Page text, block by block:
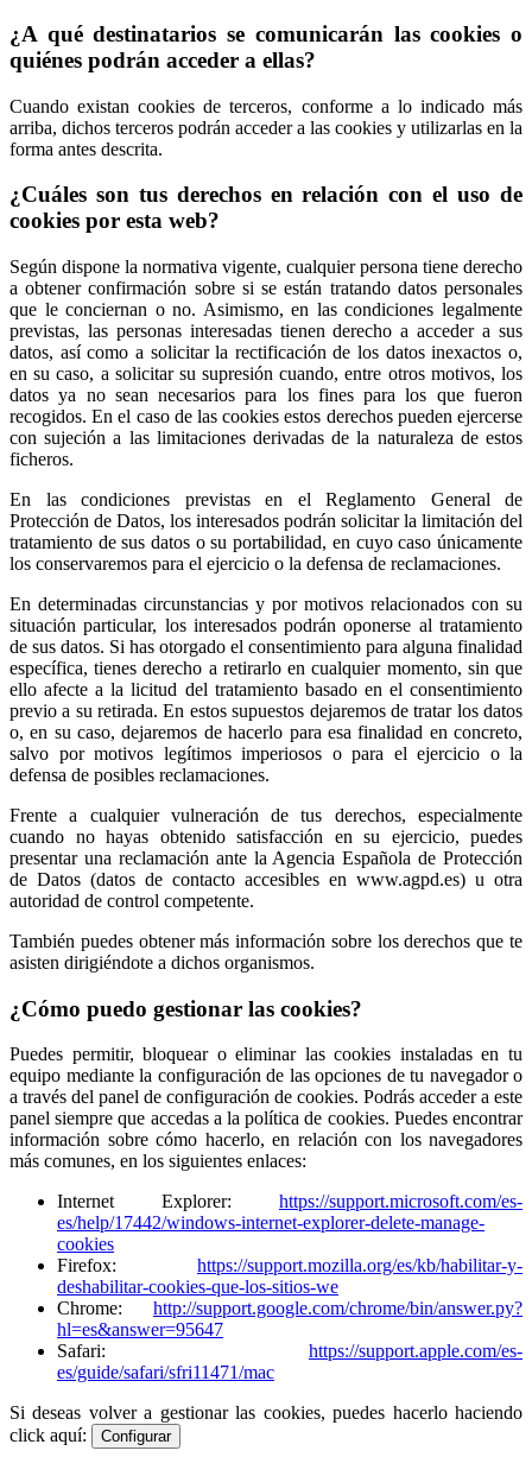
¿A qué destinatarios se comunicarán las cookies o
quiénes podrán acceder a ellas?
Cuando existan cookies de terceros, conforme a lo indicado más
arriba, dichos terceros podrán acceder a las cookies y utilizarlas en la
forma antes descrita.
¿Cuáles son tus derechos en relación con el uso de
cookies por esta web?
Según dispone la normativa vigente, cualquier persona tiene derecho
a obtener confirmación sobre si se están tratando datos personales
que le conciernan o no. Asimismo, en las condiciones legalmente
previstas, las personas interesadas tienen derecho a acceder a sus
datos, así como a solicitar la rectificación de los datos inexactos o,
en su caso, a solicitar su supresión cuando, entre otros motivos, los
datos ya no sean necesarios para los fines para los que fueron
recogidos. En el caso de las cookies estos derechos pueden ejercerse
con sujeción a las limitaciones derivadas de la naturaleza de estos
ficheros.
En las condiciones previstas en el Reglamento General de
Protección de Datos, los interesados podrán solicitar la limitación del
tratamiento de sus datos o su portabilidad, en cuyo caso únicamente
los conservaremos para el ejercicio o la defensa de reclamaciones.
En determinadas circunstancias y por motivos relacionados con su
situación particular, los interesados podrán oponerse al tratamiento
de sus datos. Si has otorgado el consentimiento para alguna finalidad
específica, tienes derecho a retirarlo en cualquier momento, sin que
ello afecte a la licitud del tratamiento basado en el consentimiento
previo a su retirada. En estos supuestos dejaremos de tratar los datos
o, en su caso, dejaremos de hacerlo para esa finalidad en concreto,
salvo por motivos legítimos imperiosos o para el ejercicio o la
defensa de posibles reclamaciones.
Frente a cualquier vulneración de tus derechos, especialmente
cuando no hayas obtenido satisfacción en su ejercicio, puedes
presentar una reclamación ante la Agencia Española de Protección
de Datos (datos de contacto accesibles en www.agpd.es) u otra
autoridad de control competente.
También puedes obtener más información sobre los derechos que te
asisten dirigiéndote a dichos organismos.
¿Cómo puedo gestionar las cookies?
Puedes permitir, bloquear o eliminar las cookies instaladas en tu
equipo mediante la configuración de las opciones de tu navegador o
a través del panel de configuración de cookies. Podrás acceder a este
panel siempre que accedas a la política de cookies. Puedes encontrar
información sobre cómo hacerlo, en relación con los navegadores
más comunes, en los siguientes enlaces:
Internet Explorer: https://support.microsoft.com/es-
es/help/17442/windows-internet-explorer-delete-manage-
cookies
Firefox: https://support.mozilla.org/es/kb/habilitar-y-
deshabilitar-cookies-que-los-sitios-we
Chrome: http://support.google.com/chrome/bin/answer.py?
hl=es&answer=95647
Safari: https://support.apple.com/es-
es/guide/safari/sfri11471/mac
Si deseas volver a gestionar las cookies, puedes hacerlo haciendo
click aquí:
Configurar